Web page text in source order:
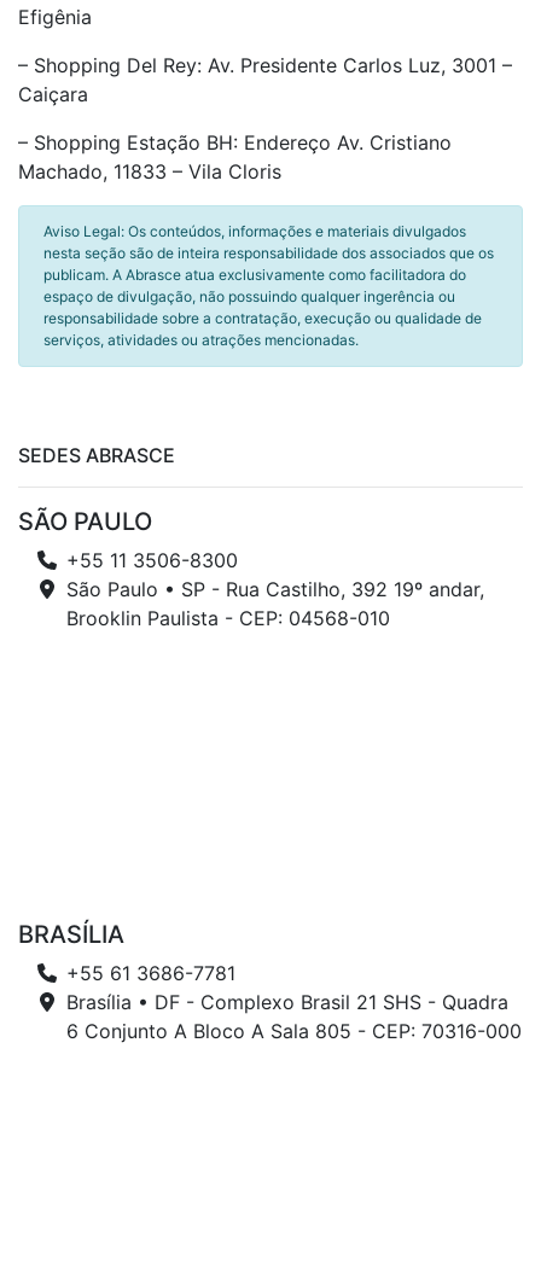
Efigênia
– Shopping Del Rey: Av. Presidente Carlos Luz, 3001 –
Caiçara
– Shopping Estação BH: Endereço Av. Cristiano
Machado, 11833 – Vila Cloris
Aviso Legal: Os conteúdos, informações e materiais divulgados
nesta seção são de inteira responsabilidade dos associados que os
publicam. A Abrasce atua exclusivamente como facilitadora do
espaço de divulgação, não possuindo qualquer ingerência ou
responsabilidade sobre a contratação, execução ou qualidade de
serviços, atividades ou atrações mencionadas.
SEDES ABRASCE
SÃO PAULO
+55 11 3506-8300
São Paulo • SP - Rua Castilho, 392 19º andar,
Brooklin Paulista - CEP: 04568-010
BRASÍLIA
+55 61 3686-7781
Brasília • DF - Complexo Brasil 21 SHS - Quadra
6 Conjunto A Bloco A Sala 805 - CEP: 70316-000